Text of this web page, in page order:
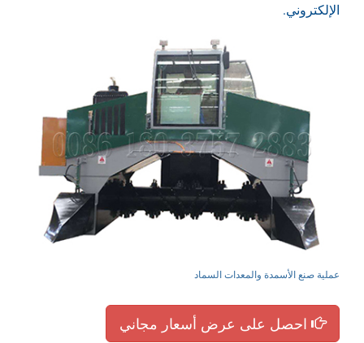
الإلكتروني.
عملية صنع الأسمدة والمعدات السماد
احصل على عرض أسعار مجاني